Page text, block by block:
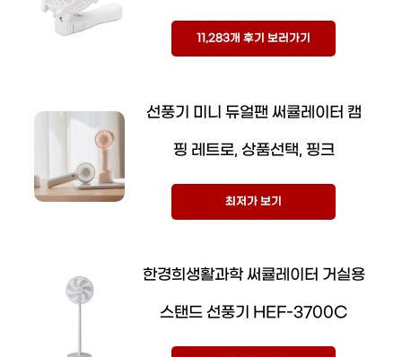
11,283개 후기 보러가기
선풍기 미니 듀얼팬 써큘레이터 캠
핑 레트로, 상품선택, 핑크
최저가 보기
한경희생활과학 써큘레이터 거실용
스탠드 선풍기 HEF-3700C